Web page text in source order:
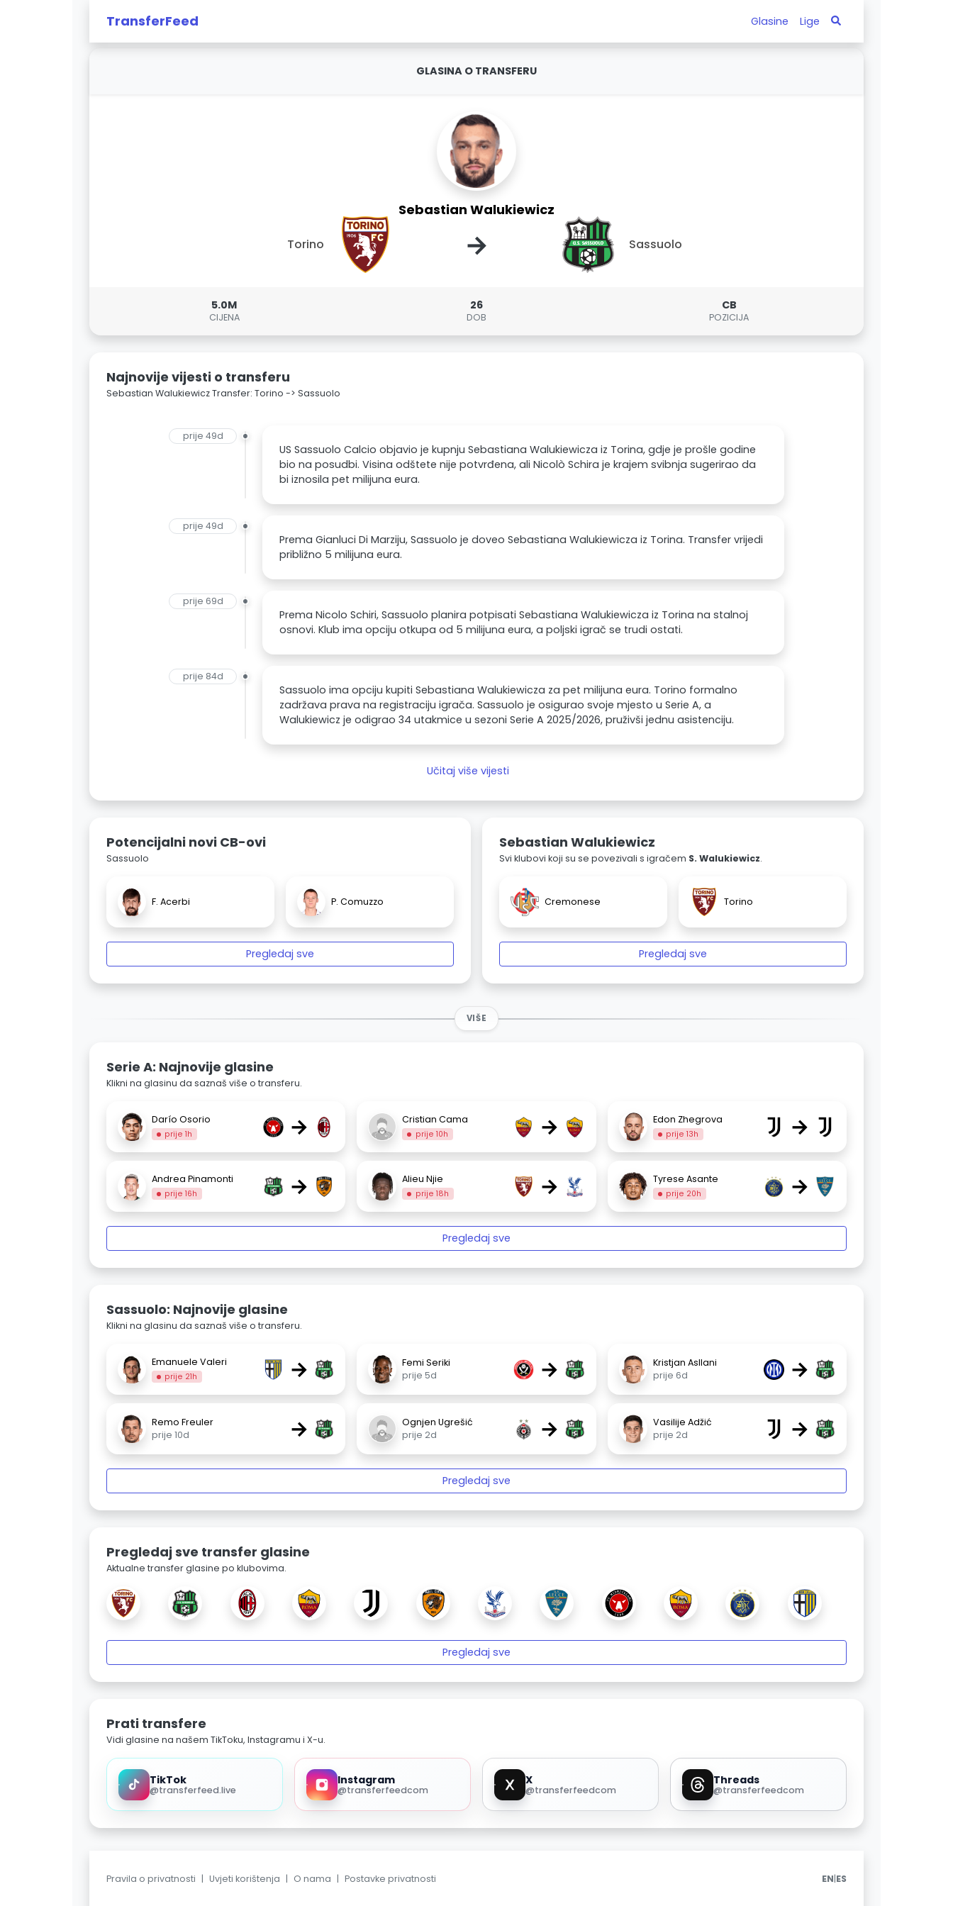
TransferFeed Glasine Lige
GLASINA O TRANSFERU
Sebastian Walukiewicz
Torino → Sassuolo
5.0M
CIJENA
26
DOB
CB
POZICIJA
Najnovije vijesti o transferu
Sebastian Walukiewicz Transfer: Torino -> Sassuolo
prije 49d
US Sassuolo Calcio objavio je kupnju Sebastiana Walukiewicza iz Torina, gdje je prošle godine
bio na posudbi. Visina odštete nije potvrđena, ali Nicolò Schira je krajem svibnja sugerirao da
bi iznosila pet milijuna eura.
prije 49d
Prema Gianluci Di Marziju, Sassuolo je doveo Sebastiana Walukiewicza iz Torina. Transfer vrijedi
približno 5 milijuna eura.
prije 69d
Prema Nicolo Schiri, Sassuolo planira potpisati Sebastiana Walukiewicza iz Torina na stalnoj
osnovi. Klub ima opciju otkupa od 5 milijuna eura, a poljski igrač se trudi ostati.
prije 84d
Sassuolo ima opciju kupiti Sebastiana Walukiewicza za pet milijuna eura. Torino formalno
zadržava prava na registraciju igrača. Sassuolo je osigurao svoje mjesto u Serie A, a
Walukiewicz je odigrao 34 utakmice u sezoni Serie A 2025/2026, pruživši jednu asistenciju.
Učitaj više vijesti
Potencijalni novi CB-ovi
Sassuolo
F. Acerbi P. Comuzzo
Pregledaj sve
Sebastian Walukiewicz
Svi klubovi koji su se povezivali s igračem S. Walukiewicz.
Cremonese Torino
Pregledaj sve
VIŠE
Serie A: Najnovije glasine
Klikni na glasinu da saznaš više o transferu.
Darío Osorio
prije 1h → Cristian Cama
prije 10h → Edon Zhegrova
prije 13h →
Andrea Pinamonti
prije 16h → Alieu Njie
prije 18h → Tyrese Asante
prije 20h →
Pregledaj sve
Sassuolo: Najnovije glasine
Klikni na glasinu da saznaš više o transferu.
Emanuele Valeri
prije 21h →
Femi Seriki
prije 5d
→
Kristjan Asllani
prije 6d
→
Remo Freuler
prije 10d
→
Ognjen Ugrešić
prije 2d
→
Vasilije Adžić
prije 2d
→
Pregledaj sve
Pregledaj sve transfer glasine
Aktualne transfer glasine po klubovima.
Pregledaj sve
Prati transfere
Vidi glasine na našem TikToku, Instagramu i X-u.
TikTok
@transferfeed.live
Instagram
@transferfeedcom
X
@transferfeedcom
Threads
@transferfeedcom
Pravila o privatnosti | Uvjeti korištenja | O nama | Postavke privatnosti EN|ES